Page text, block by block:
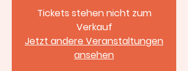
Tickets stehen nicht zum
Verkauf
Jetzt andere Veranstaltungen
ansehen